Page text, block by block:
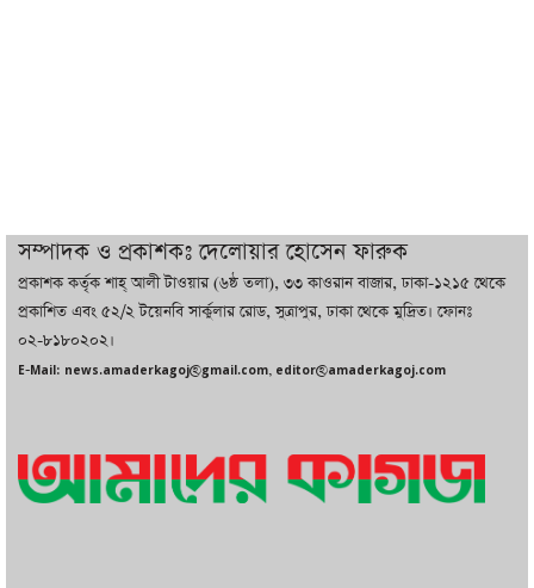
বাজারে কাঁচা মরিচে ‘আগুন’, ‘এত দাম তো
আগে দেখিনি’
সম্পাদক ও প্রকাশকঃ দেলোয়ার হোসেন ফারুক
প্রকাশক কর্তৃক শাহ্ আলী টাওয়ার (৬ষ্ঠ তলা), ৩৩ কাওরান বাজার, ঢাকা-১২১৫ থেকে
প্রকাশিত এবং ৫২/২ টয়েনবি সার্কুলার রোড, সুত্রাপুর, ঢাকা থেকে মুদ্রিত। ফোনঃ
০২-৮১৮০২০২।
E-Mail: news.amaderkagoj@gmail.com, editor@amaderkagoj.com